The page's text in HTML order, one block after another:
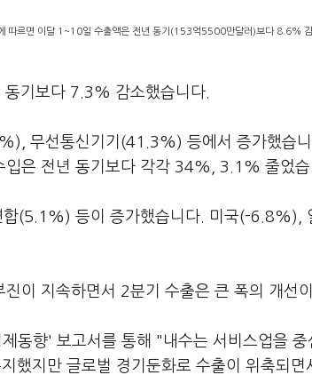
르면 이달 1~10일 수출액은 전년 동기(153억5500만달러)보다 8.6%
기보다 7.3% 감소했습니다.
무선통신기기(41.3%) 등에서 증가했습
입은 전년 동기보다 각각 34%, 3.1% 줄었습
(5.1%) 등이 증가했습니다. 미국(-6.8%),
이 지속하면서 2분기 수출은 큰 폭의 개선
동향' 보고서를 통해 "내수는 서비스업을
했지만 글로벌 경기둔화로 수출이 위축되